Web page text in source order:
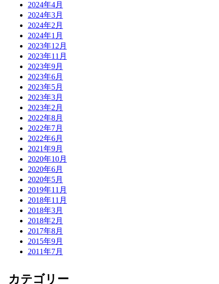
2024年4月
2024年3月
2024年2月
2024年1月
2023年12月
2023年11月
2023年9月
2023年6月
2023年5月
2023年3月
2023年2月
2022年8月
2022年7月
2022年6月
2021年9月
2020年10月
2020年6月
2020年5月
2019年11月
2018年11月
2018年3月
2018年2月
2017年8月
2015年9月
2011年7月
カテゴリー